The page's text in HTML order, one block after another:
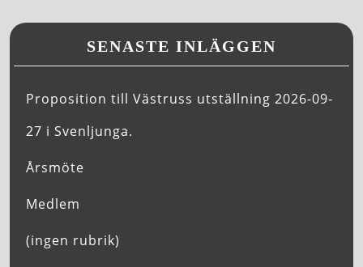
SENASTE INLÄGGEN
Proposition till Västruss utställning 2026-09-
27 i Svenljunga.
Årsmöte
Medlem
(ingen rubrik)